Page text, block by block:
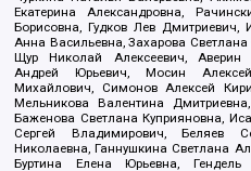
Екатерина Александровна,
Борисовна, Гудков Лев
Анна Васильевна, Захарова
Щур Николай Алексеевич, Аверин
Андрей Юрьевич, Мосин
Михайлович, Симонов Алексей
Мельникова Валентина
Баженова Светлана Куприяновна,
Сергей Владимирович, Беляев
Николаевна, Ганнушкина Светлана
Буртина Елена Юрьевна,